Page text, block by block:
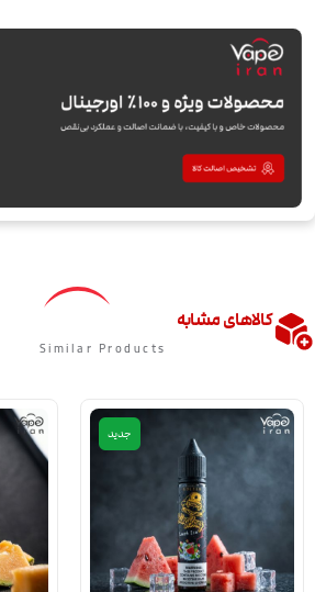
کالاهای مشابه
Similar Products
جدید